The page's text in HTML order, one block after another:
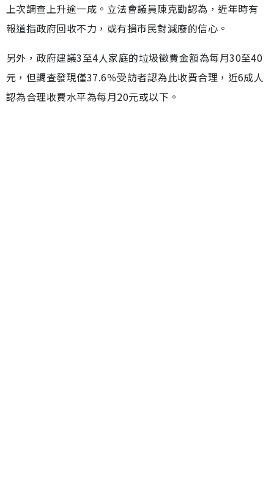
上次調查上升逾一成。立法會議員陳克勤認為，近年時有
報道指政府回收不力，或有損市民對減廢的信心。
另外，政府建議3至4人家庭的垃圾徵費金額為每月30至40
元，但調查發現僅37.6％受訪者認為此收費合理，近6成人
認為合理收費水平為每月20元或以下。